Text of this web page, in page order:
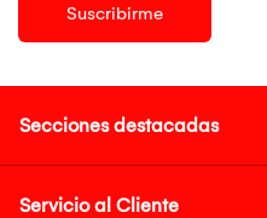
Suscribirme
Secciones destacadas
Servicio al Cliente